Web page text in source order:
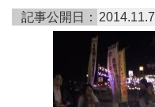
記事公開日： 2014.11.7